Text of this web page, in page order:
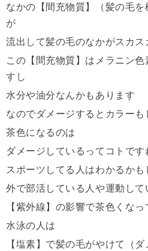
なかの【間充物質】（髪の毛を
が
流出して髪の毛のなかがスカ
この【間充物質】はメラニン
すし
水分や油分なんかもあります
なのでダメージするとカラーも
茶色になるのは
ダメージしているってコトです
スポーツしてる人はわかるか
外で部活している人や運動して
【紫外線】の影響で茶色くな
水泳の人は
【塩素】で髪の毛がやけて（ダ